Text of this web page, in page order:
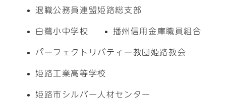
退職公務員連盟姫路総支部
白鷺小中学校 播州信用金庫職員組合
パーフェクトリバティー教団姫路教会
姫路工業高等学校
姫路市シルバー人材センター